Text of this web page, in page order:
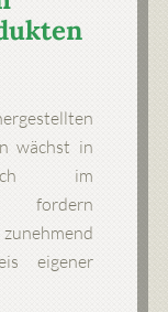
wächst in
im
fordern
eigener